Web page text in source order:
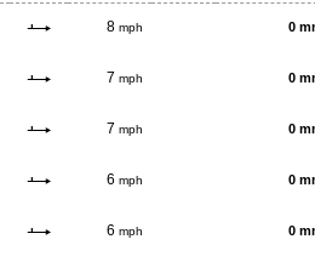
8 mph 0
7 mph 0
7 mph 0
6 mph 0
6 mph 0